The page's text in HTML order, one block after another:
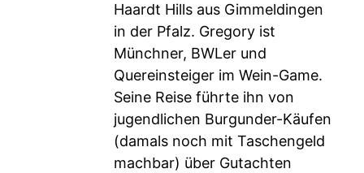
Haardt Hills aus Gimmeldingen
in der Pfalz. Gregory ist
Münchner, BWLer und
Quereinsteiger im Wein-Game.
Seine Reise führte ihn von
jugendlichen Burgunder-Käufen
(damals noch mit Taschengeld
machbar) über Gutachten